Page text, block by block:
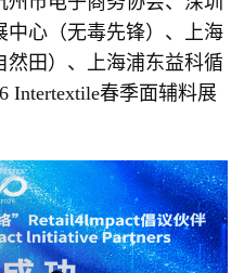
中心（无毒先锋）、上海
田）、上海浦东益科循
Intertextile春季面辅料展